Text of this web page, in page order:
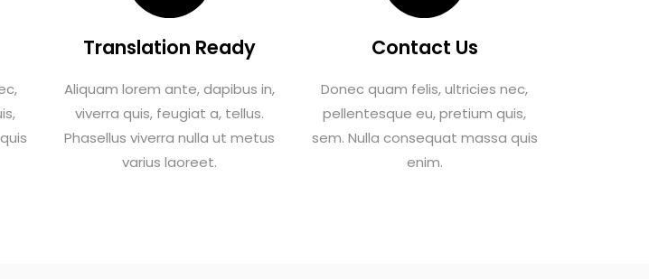
Translation Ready
Aliquam lorem ante, dapibus in,
viverra quis, feugiat a, tellus.
Phasellus viverra nulla ut metus
varius laoreet.
Contact Us
Donec quam felis, ultricies nec,
pellentesque eu, pretium quis,
sem. Nulla consequat massa quis
enim.